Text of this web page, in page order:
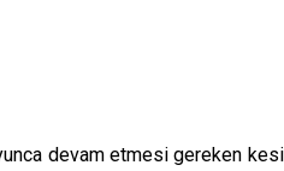
devam etmesi gereken